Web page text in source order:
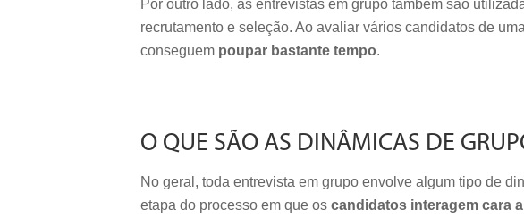
Por outro lado, as entrevistas em grupo também são
recrutamento e seleção. Ao avaliar vários candidatos de
conseguem poupar bastante tempo.
O QUE SÃO AS DINÂMICAS DE
No geral, toda entrevista em grupo envolve algum tipo de
etapa do processo em que os candidatos interagem cara